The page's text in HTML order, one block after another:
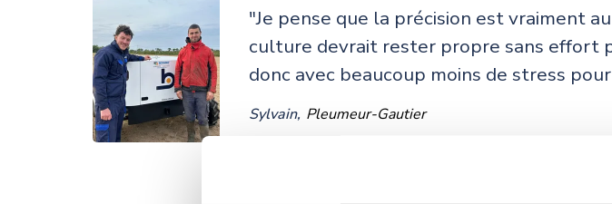
"Je pense que la précision est vraiment
culture devrait rester propre sans effort
donc avec beaucoup moins de stress
Sylvain, Pleumeur-Gautier